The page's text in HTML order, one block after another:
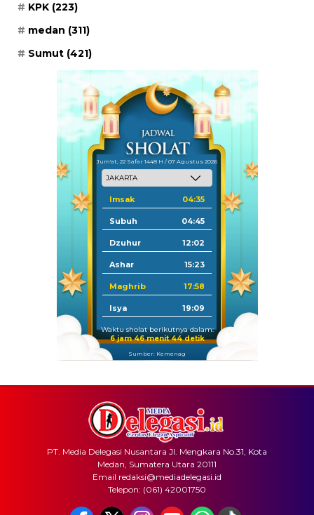
KPK (223)
medan (311)
Sumut (421)
Jum'at, 22 Safar 1448 H / 07 Agustus 2026
Imsak 04:35
Subuh 04:45
Dzuhur 12:02
Ashar 15:23
Maghrib 17:58
Isya 19:09
Waktu sholat berikutnya dalam:
6 jam 46 menit 44 detik
Sumber: Kemenag
PT. Media Delegasi Nusantara Jl. Mengkara No.31, Kota
Medan, Sumatera Utara 20111
Email redaksi@mediadelegasi.id
Telepon: (061) 42001750